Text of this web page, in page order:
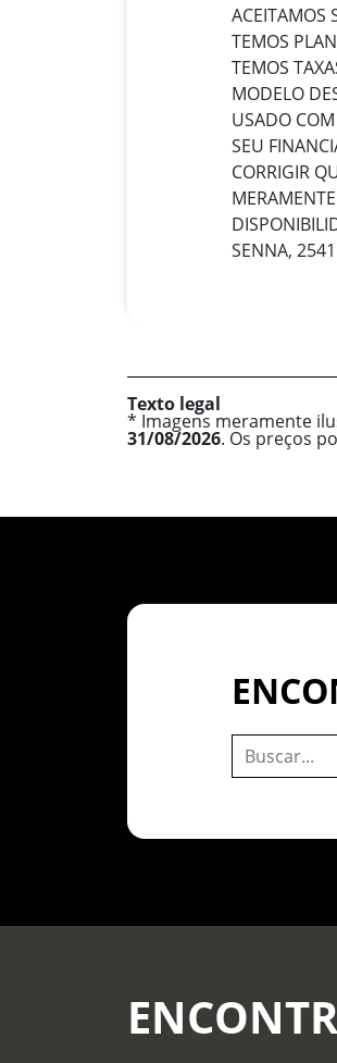
ACEITAMOS
TEMOS
TEMOS
MODELO
USADO
SEU
CORRIGIR
SENNA, 2541
Texto legal
* Imagens meramente
31/08/2026. Os preços